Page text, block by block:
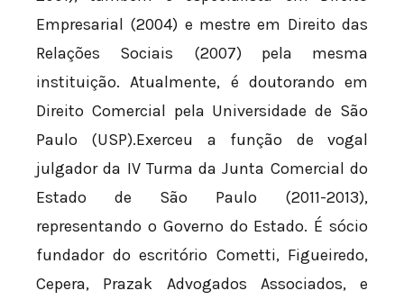
Empresarial (2004) e mestre em Direito das
Relações Sociais (2007) pela mesma
instituição. Atualmente, é doutorando em
Direito Comercial pela Universidade de São
Paulo (USP).Exerceu a função de vogal
julgador da IV Turma da Junta Comercial do
Estado de São Paulo (2011-2013),
representando o Governo do Estado. É sócio
fundador do escritório Cometti, Figueiredo,
Cepera, Prazak Advogados Associados, e